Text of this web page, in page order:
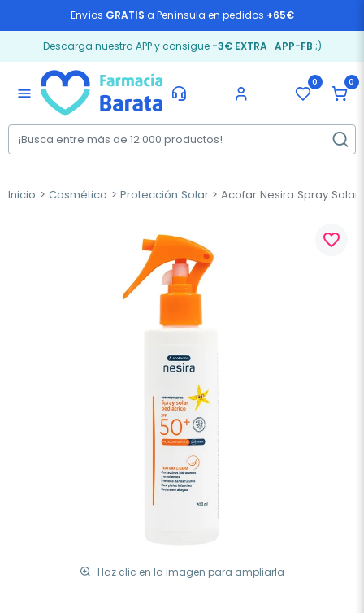
Envíos GRATIS a Península en pedidos +65€
Descarga nuestra APP y consigue -3€ EXTRA: APP-FB ;)
menu
0 0
Inicio Cosmética Protección Solar Acofar Nesira Spray Solar
Haz clic en la imagen para ampliarla
favorite_border